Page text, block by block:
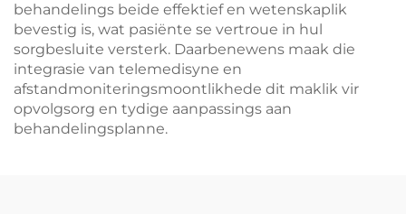
behandelings beide effektief en wetenskaplik
bevestig is, wat pasiënte se vertroue in hul
sorgbesluite versterk. Daarbenewens maak die
integrasie van telemedisyne en
afstandmoniteringsmoontlikhede dit maklik vir
opvolgsorg en tydige aanpassings aan
behandelingsplanne.